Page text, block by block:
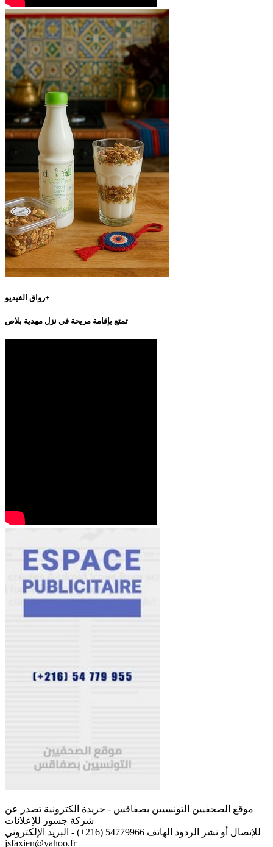
رواق الفيديو+
تمتع بإقامة مريحة في نزل مهدية بلاص
موقع الصحفيين التونسيين بصفاقس - جريدة الكترونية تصدر عن
شركة جسور للإعلانات
للإتصال أو نشر الردود الهاتف 54779966 (216+) - البريد الإلكتروني
jsfaxien@yahoo.fr